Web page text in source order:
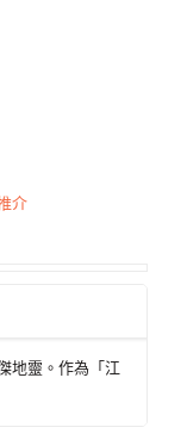
介
地靈。作為「江